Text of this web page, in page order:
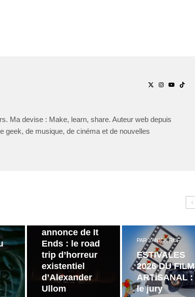
Ma devise : Make, learn, share. Auteur web depuis
geek, de musique, de cinéma et de nouvelles
annonce de It
Ends : le road
trip d’horreur
existentiel
d’Alexander
Ullom
PARYANICK RUF
ESTIVALES
2026 DU FILM
ARTISANAL :
le jury